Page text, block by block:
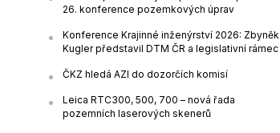
26. konference pozemkových úprav
Konference Krajinné inženýrství 2026: Zbyněk
Kugler představil DTM ČR a legislativní rámec
ČKZ hledá AZI do dozorčích komisí
Leica RTC300, 500, 700 – nová řada
pozemních laserových skenerů